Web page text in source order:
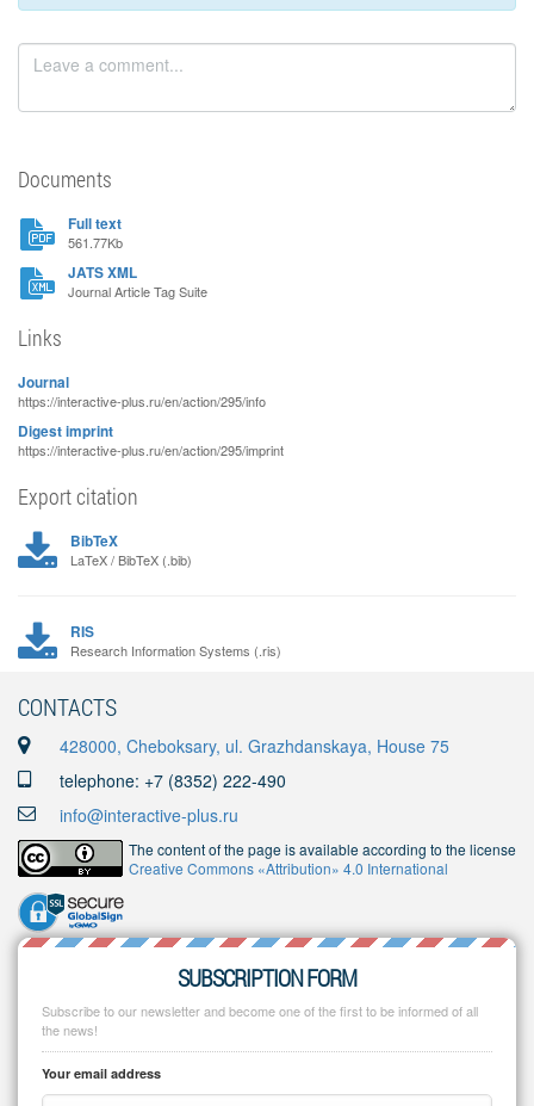
Documents
Full text
561.77Kb
JATS XML
Journal Article Tag Suite
Links
Journal
https://interactive-plus.ru/en/action/295/info
Digest imprint
https://interactive-plus.ru/en/action/295/imprint
Export citation
BibTeX
LaTeX / BibTeX (.bib)
RIS
Research Information Systems (.ris)
CONTACTS
428000, Cheboksary, ul. Grazhdanskaya, House 75
telephone: +7 (8352) 222-490
info@interactive-plus.ru
The content of the page is available according to the license
Creative Commons «Attribution» 4.0 International
SUBSCRIPTION FORM
Subscribe to our newsletter and become one of the first to be informed of all
the news!
Your email address